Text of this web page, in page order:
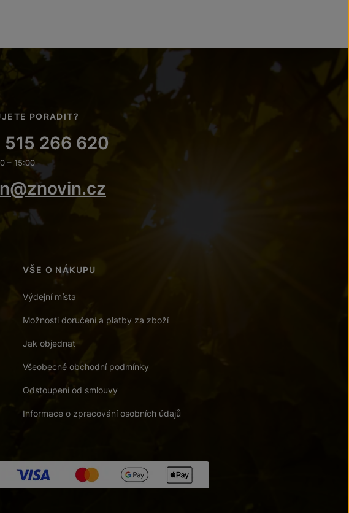
PORADIT?
266 620
– 15:00
VŠE O NÁKUPU
Výdejní místa
Možnosti doručení a platby za zboží
Jak objednat
Všeobecné obchodní podmínky
Odstoupení od smlouvy
Informace o zpracování osobních údajů